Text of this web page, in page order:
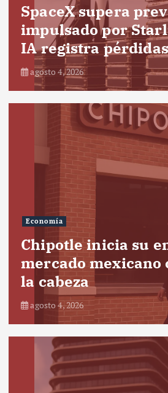
SpaceX supera
impulsado por
IA registra pérdidas
agosto 4, 2026
Economía
Chipotle inicia su
mercado mexicano
la cabeza
agosto 4, 2026